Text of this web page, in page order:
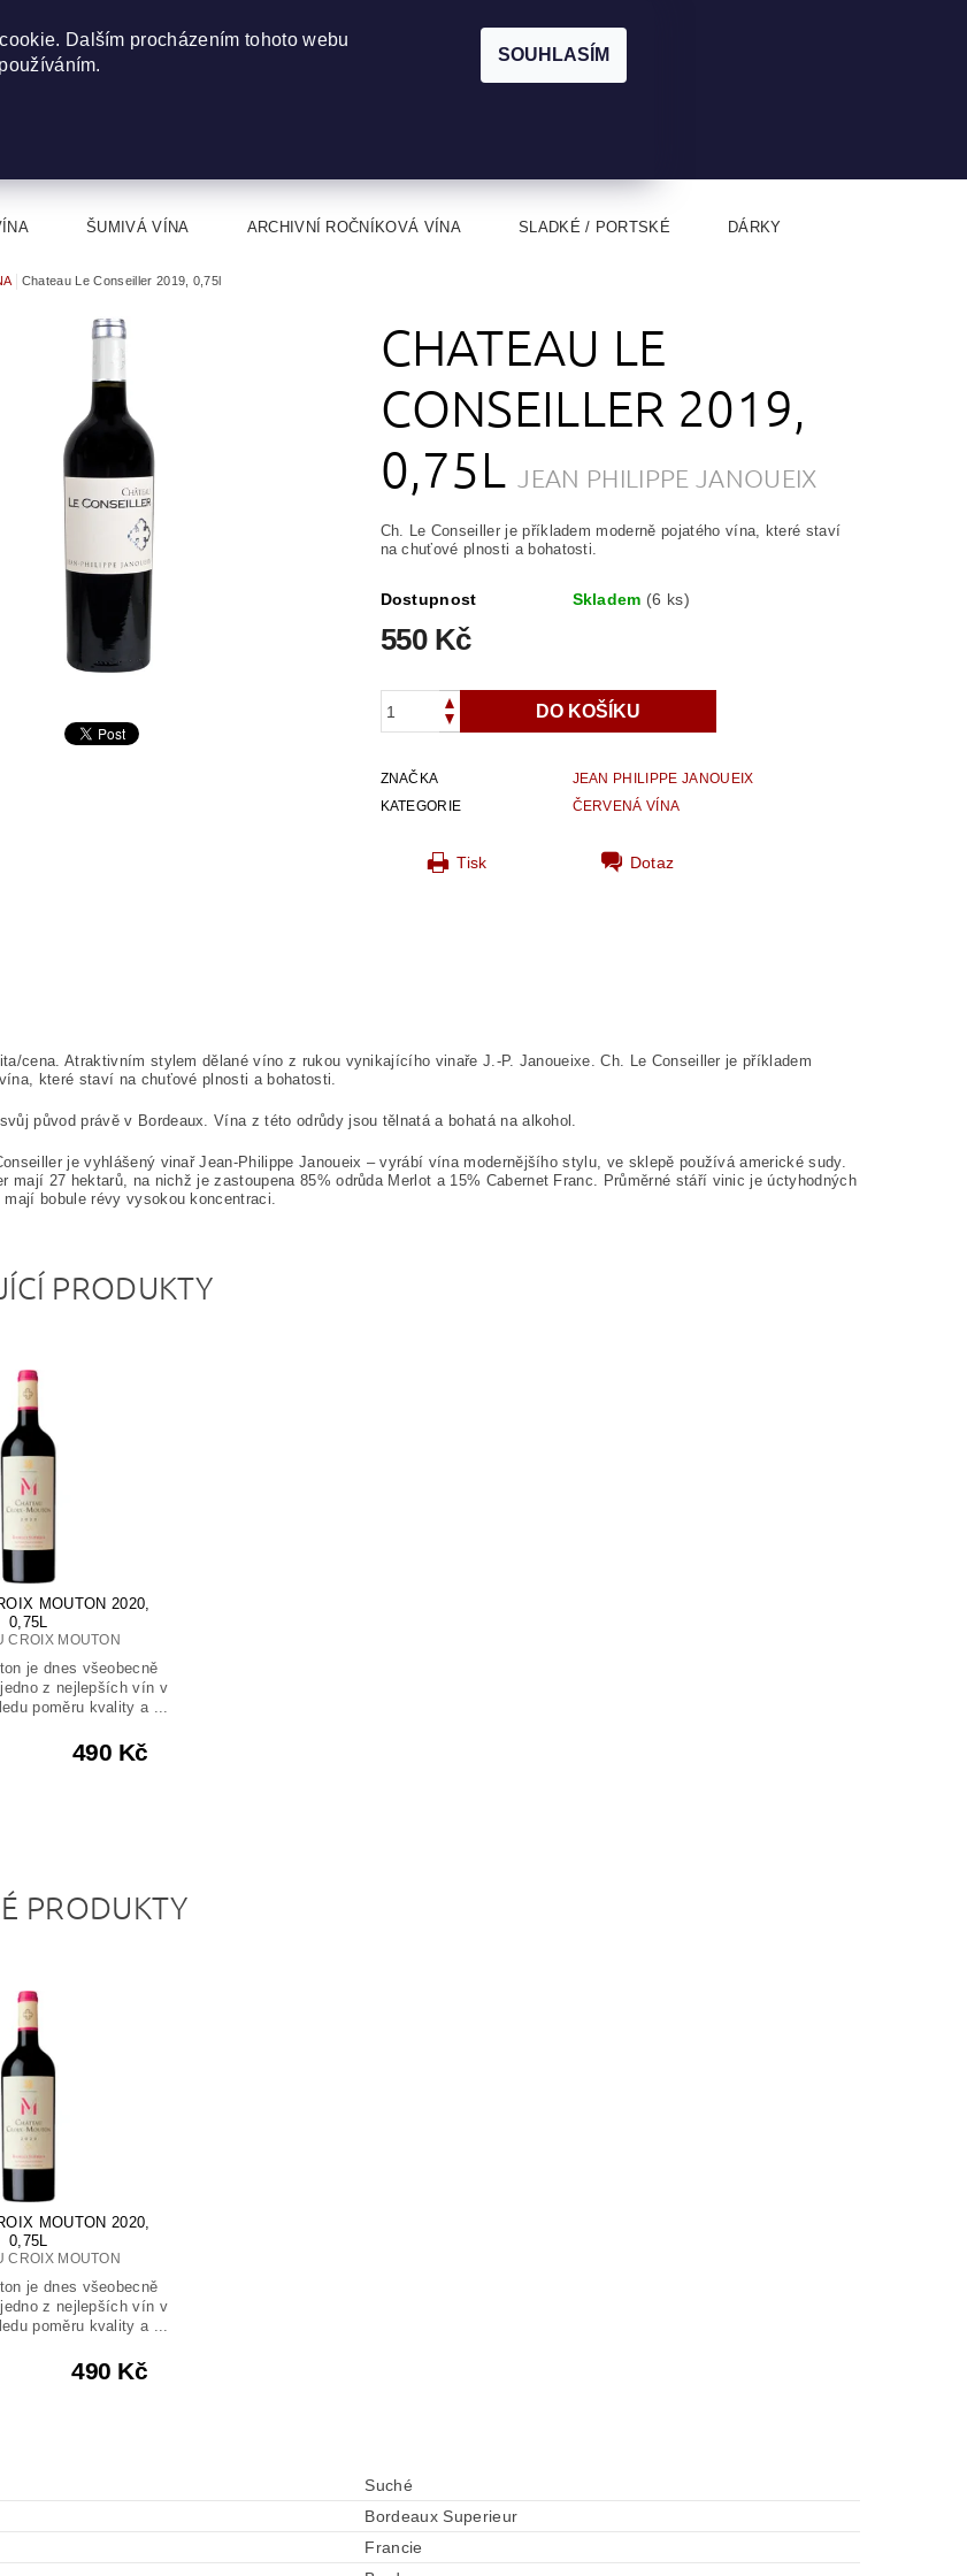
ŠUMIVÁ VÍNA ARCHIVNÍ ROČNÍKOVÁ VÍNA SLADKÉ / PORTSKÉ DÁRKY
Chateau Le Conseiller 2019, 0,75l
CHATEAU LE
CONSEILLER 2019,
0,75L
JEAN PHILIPPE JANOUEIX
Ch. Le Conseiller je příkladem moderně pojatého vína, které staví
na chuťové plnosti a bohatosti.
Dostupnost Skladem (6 ks)
550 Kč
ZNAČKA
JEAN PHILIPPE JANOUEIX
KATEGORIE
ČERVENÁ VÍNA
Tisk Dotaz
cena. Atraktivním stylem dělané víno z rukou vynikajícího vinaře J.-P. Janoueixe. Ch. Le Conseiller je příkladem
které staví na chuťové plnosti a bohatosti.
původ právě v Bordeaux. Vína z této odrůdy jsou tělnatá a bohatá na alkohol.
je vyhlášený vinař Jean-Philippe Janoueix – vyrábí vína modernějšího stylu, ve sklepě používá americké sudy.
mají 27 hektarů, na nichž je zastoupena 85% odrůda Merlot a 15% Cabernet Franc. Průměrné stáří vinic je úctyhodných
bobule révy vysokou koncentraci.
PRODUKTY
MOUTON 2020,
0,75L
CROIX MOUTON
je dnes všeobecně
z nejlepších vín v
poměru kvality a ...
490 Kč
PRODUKTY
MOUTON 2020,
0,75L
CROIX MOUTON
je dnes všeobecně
z nejlepších vín v
poměru kvality a ...
490 Kč
Suché
Bordeaux Superieur
Francie
Dalším procházením tohoto webu
SOUHLASÍM